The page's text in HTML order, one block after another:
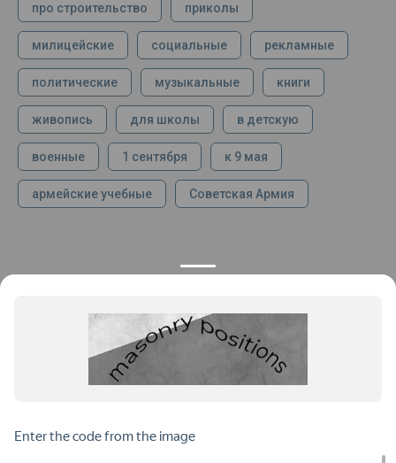
про строительство приколы
милицейские социальные рекламные
политические музыкальные книги
живопись для школы в детскую
военные 1 сентября к 9 мая
армейские учебные Советская Армия
ПРОДУКЦИЯ